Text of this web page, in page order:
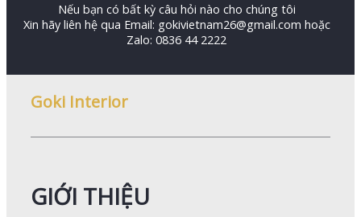
Nếu bạn có bất kỳ câu hỏi nào cho chúng tôi
Xin hãy liên hệ qua Email: gokivietnam26@gmail.com hoặc
Zalo: 0836 44 2222
Goki Interior
GIỚI THIỆU